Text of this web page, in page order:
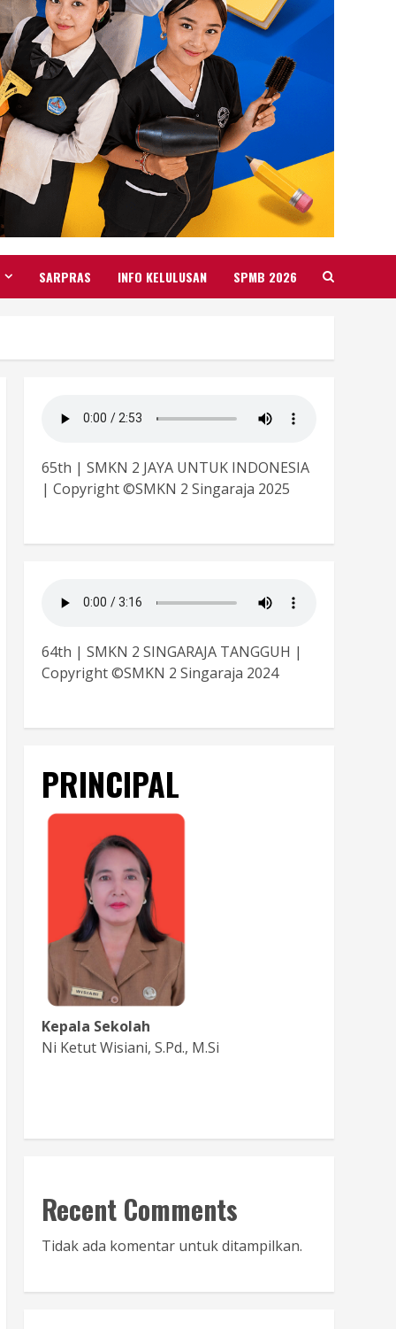
SARPRAS INFO KELULUSAN SPMB 2026
65th | SMKN 2 JAYA UNTUK INDONESIA
| Copyright ©SMKN 2 Singaraja 2025
64th | SMKN 2 SINGARAJA TANGGUH |
Copyright ©SMKN 2 Singaraja 2024
PRINCIPAL
Kepala Sekolah
Ni Ketut Wisiani, S.Pd., M.Si
Recent Comments
Tidak ada komentar untuk ditampilkan.